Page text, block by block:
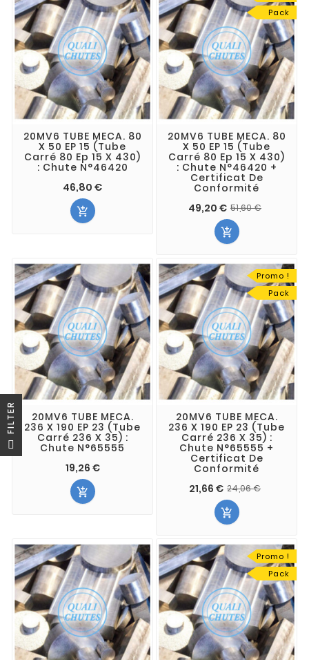
20MV6 TUBE MECA. 80
X 50 EP 15 (Tube
Carré 80 Ep 15 X 430)
: Chute N°46420
46,80 €

Pack
20MV6 TUBE MECA. 80
X 50 EP 15 (Tube
Carré 80 Ep 15 X 430)
: Chute N°46420 +
Certificat De
Conformité
49,20 € 51,60 €

20MV6 TUBE MECA.
236 X 190 EP 23 (Tube
Carré 236 X 35) :
Chute N°65555
19,26 €

Promo !
Pack
20MV6 TUBE MECA.
236 X 190 EP 23 (Tube
Carré 236 X 35) :
Chute N°65555 +
Certificat De
Conformité
21,66 € 24,06 €

Promo !
Pack
R